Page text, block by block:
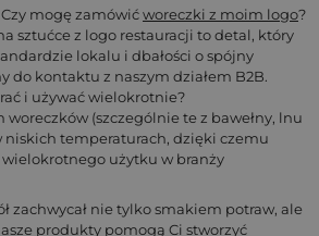
mogę zamówićworeczki z moim logo?
sztućce z logo restauracji to detal, który
lokalu i dbałości o spójny
do kontaktu z naszym działem B2B.
i używać wielokrotnie?
woreczków (szczególnie te z bawełny, lnu
niskich temperaturach, dzięki czemu
użytku w branży
zachwycał nie tylko smakiem potraw, ale
produkty pomogą Ci stworzyć